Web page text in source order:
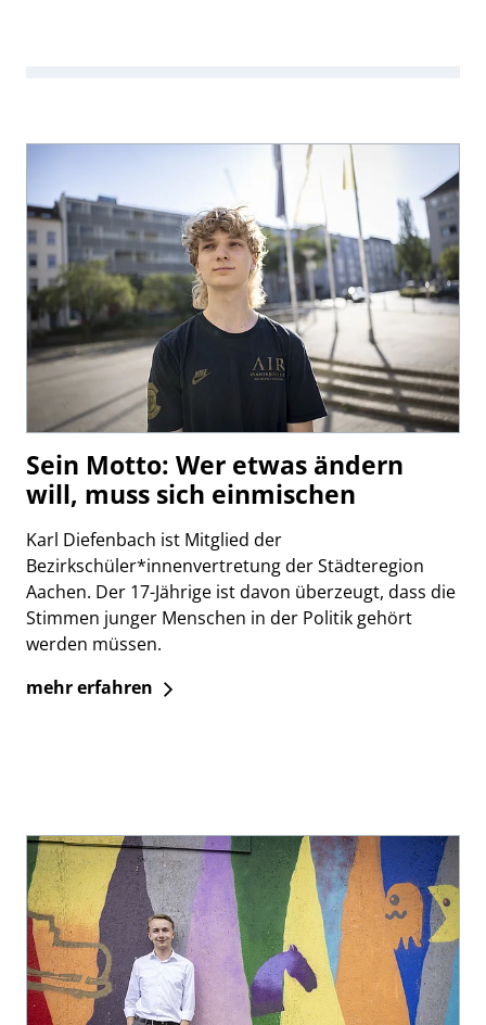
Sein Motto: Wer etwas ändern
will, muss sich einmischen
Karl Diefenbach ist Mitglied der
Bezirkschüler*innenvertretung der Städteregion
Aachen. Der 17-Jährige ist davon überzeugt, dass die
Stimmen junger Menschen in der Politik gehört
werden müssen.
mehr erfahren